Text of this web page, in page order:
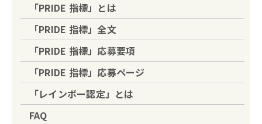
「PRIDE 指標」とは
「PRIDE 指標」全文
「PRIDE 指標」応募要項
「PRIDE 指標」応募ページ
「レインボー認定」とは
FAQ